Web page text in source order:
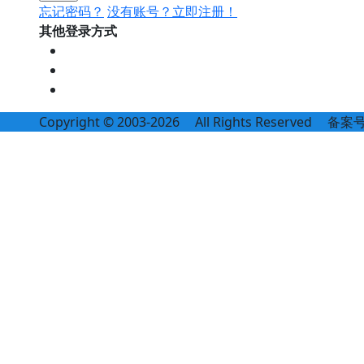
忘记密码？ 没有账号？立即注册！
其他登录方式
Copyright © 2003-2026 All Rights Reserved 备案